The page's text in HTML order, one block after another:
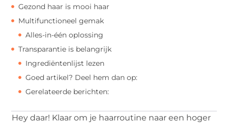
Gezond haar is mooi haar
Multifunctioneel gemak
Alles-in-één oplossing
Transparantie is belangrijk
Ingrediëntenlijst lezen
Goed artikel? Deel hem dan op:
Gerelateerde berichten:
Hey daar! Klaar om je haarroutine naar een hoger